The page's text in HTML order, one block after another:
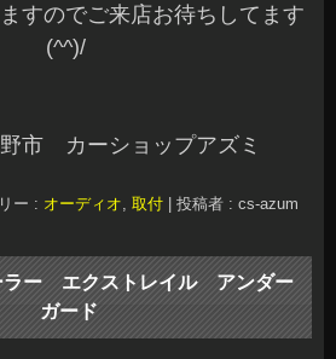
すのでご来店お待ちしてます
(^^)/
市 カーショップアズミ
ー : オーディオ, 取付
投稿者 : cs-azum
ー エクストレイル アンダー
ガード